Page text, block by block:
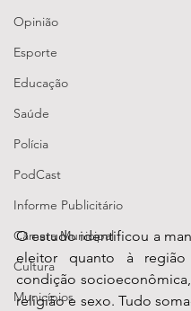
Opinião
Esporte
Educação
Saúde
Polícia
PodCast
Informe Publicitário
Câmara Municipal
Cultura
Municípios
O estudo identificou a
eleitor quanto à
condição
religião e sexo. Tudo